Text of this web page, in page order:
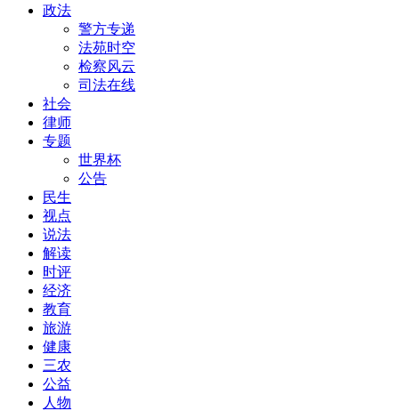
政法
警方专递
法苑时空
检察风云
司法在线
社会
律师
专题
世界杯
公告
民生
视点
说法
解读
时评
经济
教育
旅游
健康
三农
公益
人物